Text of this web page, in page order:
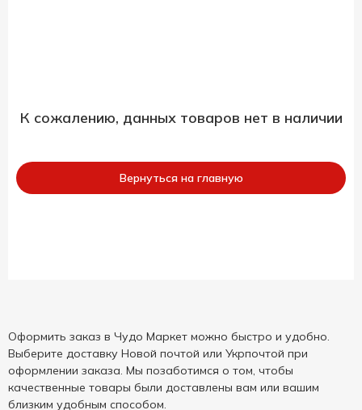
К сожалению, данных товаров нет в наличии
Вернуться на главную
Оформить заказ в Чудо Маркет можно быстро и удобно.
Выберите доставку Новой почтой или Укрпочтой при
оформлении заказа. Мы позаботимся о том, чтобы
качественные товары были доставлены вам или вашим
близким удобным способом.